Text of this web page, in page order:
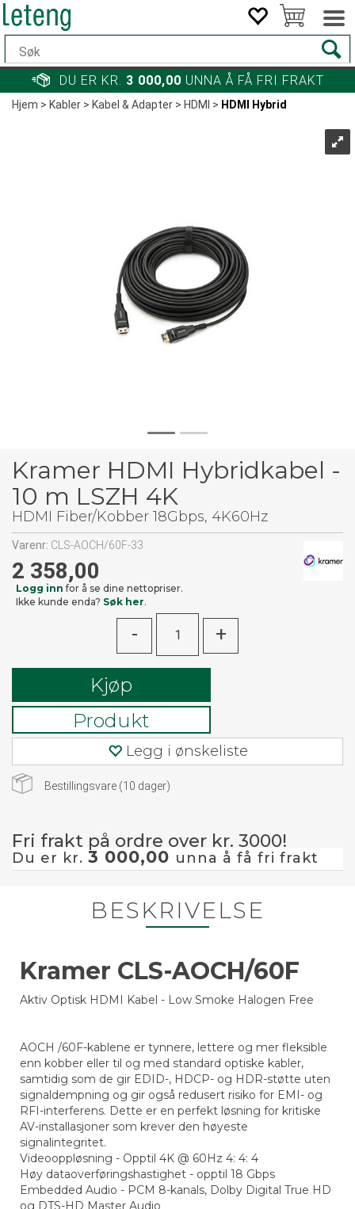
DU ER KR. 3 000,00 UNNA Å FÅ FRI FRAKT
Hjem>Kabler>Kabel & Adapter>HDMI > HDMI Hybrid
Kramer HDMI Hybridkabel -
10 m LSZH 4K
HDMI Fiber/Kobber 18Gbps, 4K60Hz
Varenr: CLS-AOCH/60F-33
2 358,00
Logg inn for å se dine nettopriser.
Ikke kunde enda? Søk her.
- +
Kjøp
Produkt
Legg i ønskeliste
Bestillingsvare (10 dager)
Fri frakt på ordre over kr. 3000!
Du er kr. 3 000,00 unna å få fri frakt
BESKRIVELSE
Kramer CLS-AOCH/60F
Aktiv Optisk HDMI Kabel - Low Smoke Halogen Free
AOCH /60F-kablene er tynnere, lettere og mer fleksible
enn kobber eller til og med standard optiske kabler,
samtidig som de gir EDID-, HDCP- og HDR-støtte uten
signaldempning og gir også redusert risiko for EMI- og
RFI-interferens. Dette er en perfekt løsning for kritiske
AV-installasjoner som krever den høyeste
signalintegritet.
Videooppløsning - Opptil 4K @ 60Hz 4: 4: 4
Høy dataoverføringshastighet - opptil 18 Gbps
Embedded Audio - PCM 8-kanals, Dolby Digital True HD
og DTS-HD Master Audio